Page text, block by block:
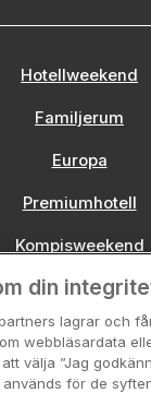
Hotellweekend
Familjerum
Europa
Premiumhotell
Kompisweekend
Storstadsweekend
under
Spahotell
din
lagrar och
webbläsardata
välja ”Jag
för de